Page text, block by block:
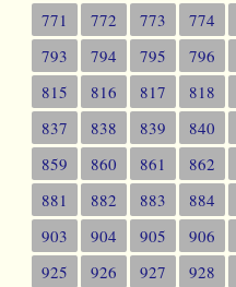
771
772 773 774
793
794 795 796
815
816 817 818
837
838 839 840
859
860 861 862
881
882 883 884
903
904 905 906
925
926 927 928